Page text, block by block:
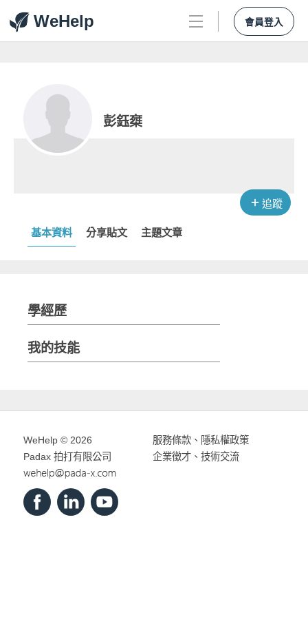
WeHelp 會員登入
彭鈺椉
追蹤
基本資料 分享貼文 主題文章
學經歷
我的技能
WeHelp © 2026
Padax 拍打有限公司
服務條款、 隱私權政策
企業徵才、技術交流